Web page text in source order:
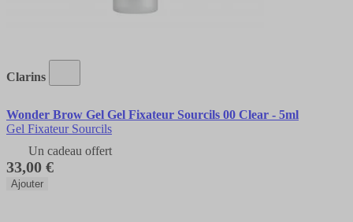
Clarins
Wonder Brow Gel Gel Fixateur Sourcils 00 Clear - 5ml
Gel Fixateur Sourcils
Un cadeau offert
33,00 €
Ajouter